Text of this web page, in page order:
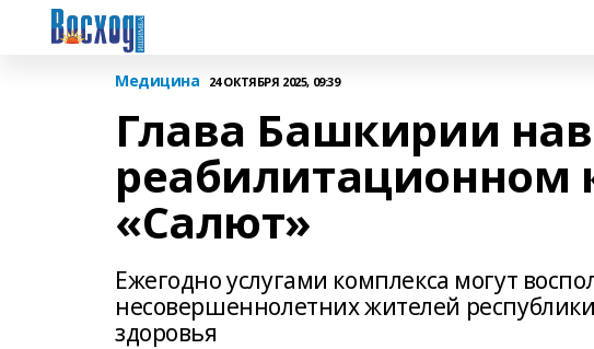
Медицина 24 ОКТЯБРЯ 2025, 09:39
Глава Башкирии
реабилитационном
«Салют»
Ежегодно услугами комплекса могут
несовершеннолетних жителей
здоровья